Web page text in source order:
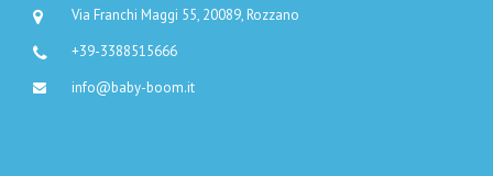
Via Franchi Maggi 55, 20089, Rozzano
+39-3388515666
info@baby-boom.it